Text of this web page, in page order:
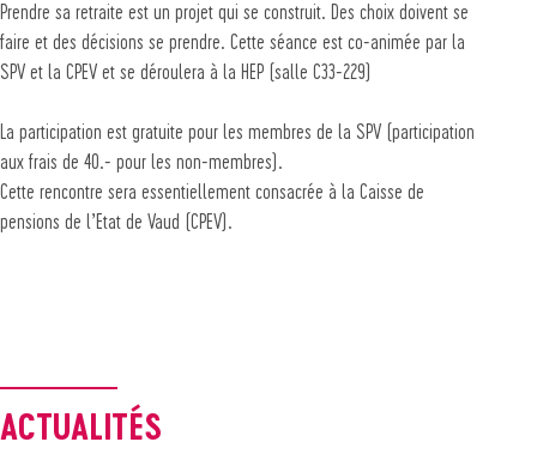
Prendre sa retraite est un projet qui se construit. Des choix doivent se
faire et des décisions se prendre. Cette séance est co-animée par la
SPV et la CPEV et se déroulera à la HEP (salle C33-229)
La participation est gratuite pour les membres de la SPV (participation
aux frais de 40.- pour les non-membres).
Cette rencontre sera essentiellement consacrée à la Caisse de
pensions de l’Etat de Vaud (CPEV).
ACTUALITÉS